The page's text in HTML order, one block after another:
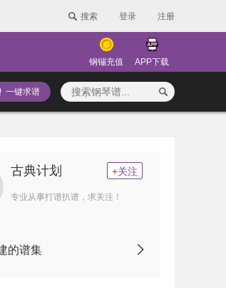
搜索 登录 注册
钢镚充值 APP下载
一键求谱
古典计划
专业从事打谱扒谱，求关注！
+关注
的谱集